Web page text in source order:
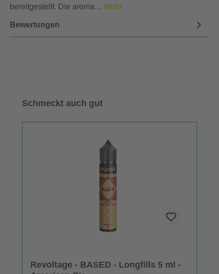
bereitgestellt. Die aroma… Mehr
Bewertungen
Produktgalerie überspringen
Schmeckt auch gut
Revoltage - BASED - Longfills 5 ml -